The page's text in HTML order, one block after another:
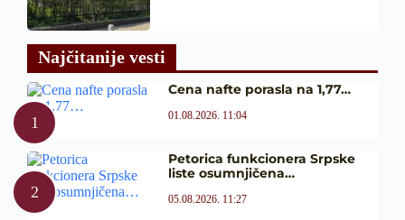
Najčitanije vesti
Cena nafte porasla na 1,77…
01.08.2026. 11:04
Petorica funkcionera Srpske
liste osumnjičena…
05.08.2026. 11:27